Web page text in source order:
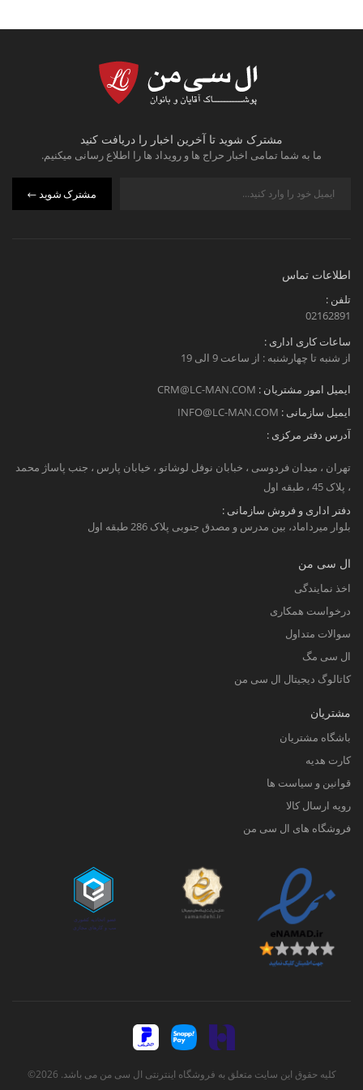
مشترک شوید تا آخرین اخبار را دریافت کنید
ما به شما تمامی اخبار حراج ها و رویداد ها را اطلاع رسانی میکنیم.
مشترک شوید
اطلاعات تماس
تلفن :
02162891
ساعات کاری اداری :
از شنبه تا چهارشنبه : از ساعت 9 الی 19
ایمیل امور مشتریان : CRM@LC-MAN.COM
ایمیل سازمانی : INFO@LC-MAN.COM
آدرس دفتر مرکزی :
تهران ، میدان فردوسی ، خبابان نوفل لوشاتو ، خیابان پارس ، جنب پاساژ محمد
، پلاک 45 ، طبقه اول
دفتر اداری و فروش سازمانی :
بلوار میرداماد، بین مدرس و مصدق جنوبی پلاک 286 طبقه اول
ال سی من
اخذ نمایندگی
درخواست همکاری
سوالات متداول
ال سی مگ
کاتالوگ دیجیتال ال سی من
مشتریان
باشگاه مشتریان
کارت هدیه
قوانین و سیاست ها
رویه ارسال کالا
فروشگاه های ال سی من
کلیه حقوق این سایت متعلق به فروشگاه اینترنتی ال سی من می باشد. 2026©